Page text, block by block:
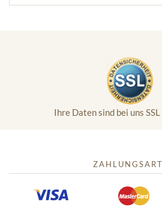
Ihre Daten sind bei uns